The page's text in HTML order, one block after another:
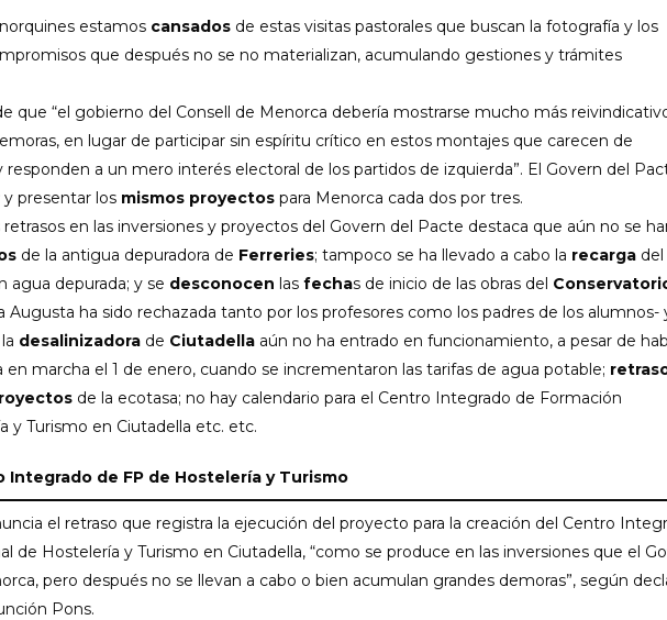
estamos cansados de estas visitas pastorales que buscan la fotografía y los
que después no se no materializan, acumulando gestiones y trámites
“el gobierno del Consell de Menorca debería mostrarse mucho más
en lugar de participar sin espíritu crítico en estos montajes que carecen de
a un mero interés electoral de los partidos de izquierda”. El Govern del
y presentar los mismos proyectos para Menorca cada dos por tres.
en las inversiones y proyectos del Govern del Pacte destaca que aún no se
de la antigua depuradora de Ferreries; tampoco se ha llevado a cabo la recarga del
agua depurada; y se desconocen las fechas de inicio de las obras del
Augusta ha sido rechazada tanto por los profesores como los padres de los alumnos-
desalinizadora de Ciutadella aún no ha entrado en funcionamiento, a pesar de
marcha el 1 de enero, cuando se incrementaron las tarifas de agua potable;
de la ecotasa; no hay calendario para el Centro Integrado de Formación
y Turismo en Ciutadella etc. etc.
Integrado de FP de Hostelería y Turismo
el retraso que registra la ejecución del proyecto para la creación del Centro
de Hostelería y Turismo en Ciutadella, “como se produce en las inversiones que el
pero después no se llevan a cabo o bien acumulan grandes demoras”, según
Pons.